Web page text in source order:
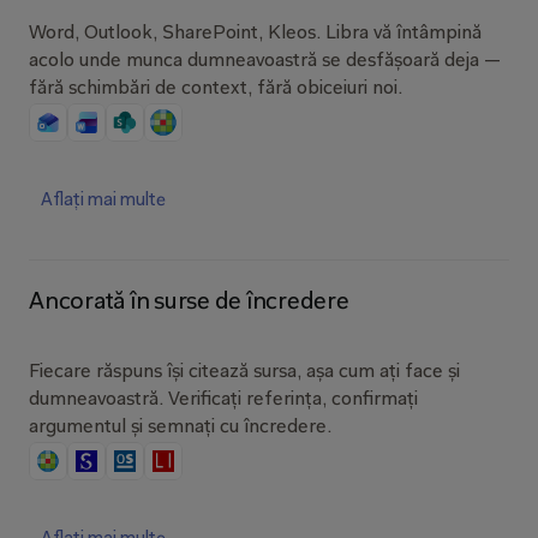
Word, Outlook, SharePoint, Kleos. Libra vă întâmpină
acolo unde munca dumneavoastră se desfășoară deja —
fără schimbări de context, fără obiceiuri noi.
Aflați mai multe
Ancorată în surse de încredere
Fiecare răspuns își citează sursa, așa cum ați face și
dumneavoastră. Verificați referința, confirmați
argumentul și semnați cu încredere.